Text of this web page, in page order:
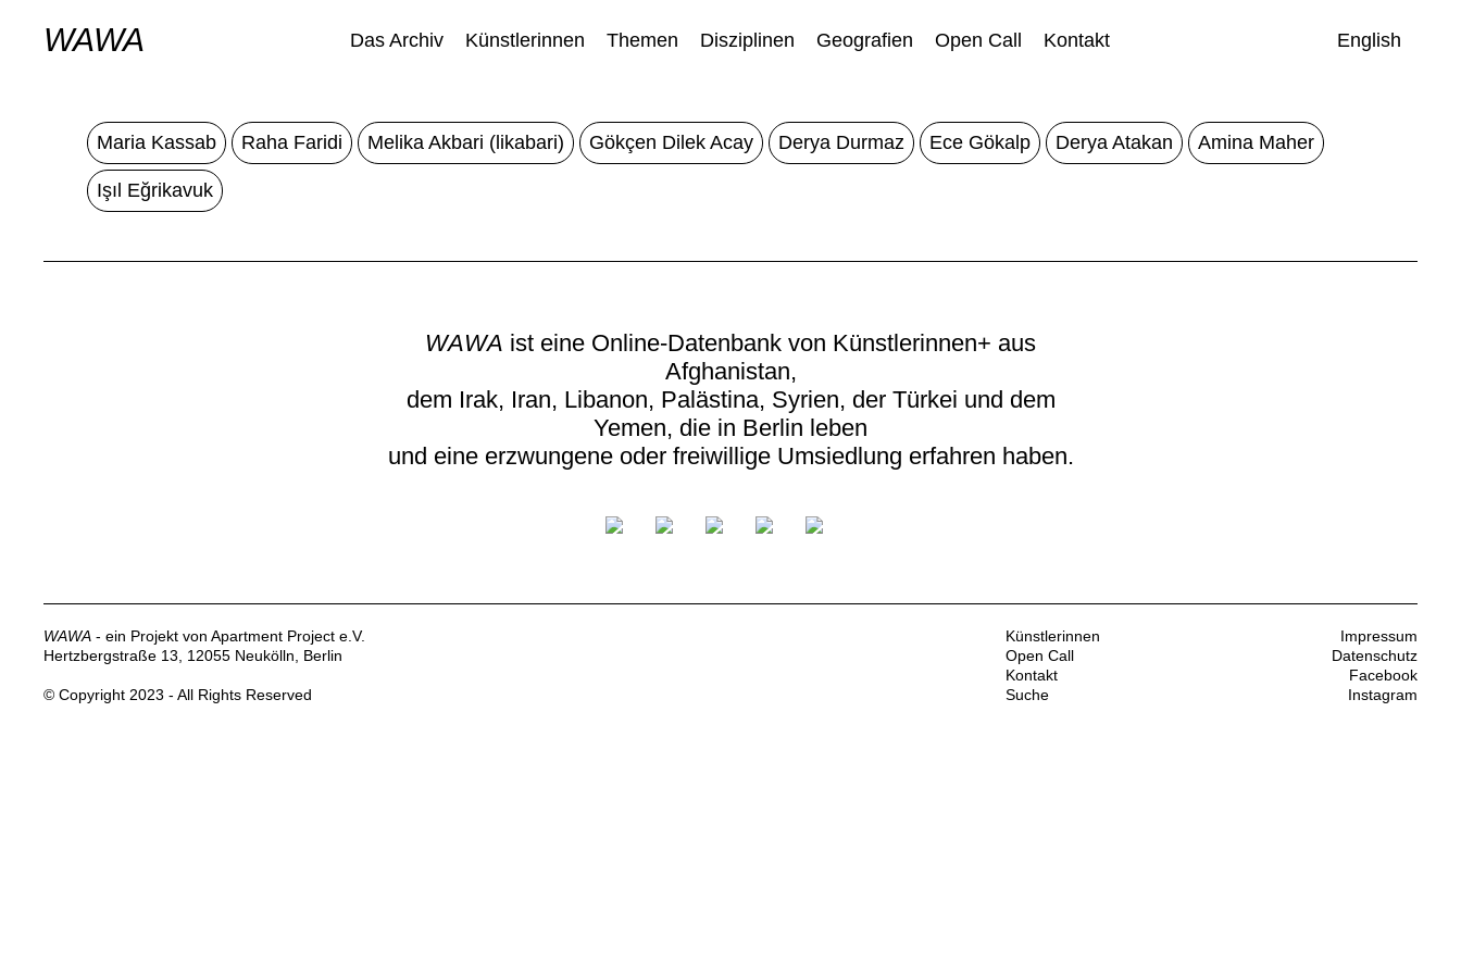
WAWA Das Archiv Künstlerinnen Themen Disziplinen Geografien Open Call Kontakt English
Maria Kassab Raha Faridi Melika Akbari (likabari) Gökçen Dilek Acay Derya Durmaz Ece Gökalp Derya Atakan Amina Maher
Işıl Eğrikavuk
WAWA ist eine Online-Datenbank von Künstlerinnen+ aus
Afghanistan,
dem Irak, Iran, Libanon, Palästina, Syrien, der Türkei und dem
Yemen, die in Berlin leben
und eine erzwungene oder freiwillige Umsiedlung erfahren haben.
WAWA - ein Projekt von Apartment Project e.V.
Hertzbergstraße 13, 12055 Neukölln, Berlin
© Copyright 2023 - All Rights Reserved
Künstlerinnen
Open Call
Kontakt
Suche
Impressum
Datenschutz
Facebook
Instagram